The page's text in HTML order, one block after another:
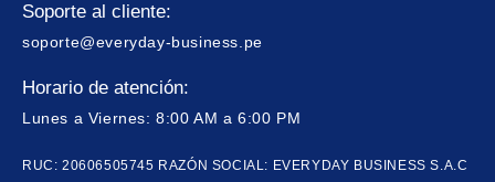
Soporte al cliente:
soporte@everyday-business.pe
Horario de atención:
Lunes a Viernes: 8:00 AM a 6:00 PM
RUC: 20606505745 RAZÓN SOCIAL: EVERYDAY BUSINESS S.A.C